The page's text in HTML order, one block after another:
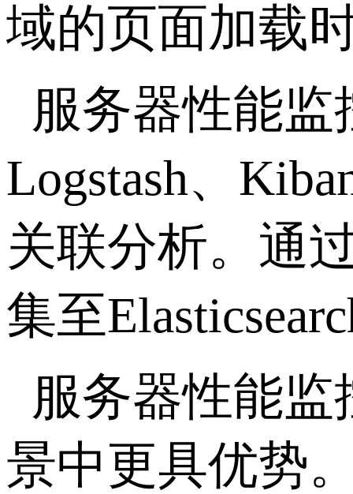
域的页面加载
服务器性能监
Logstash、
关联分析。通
集至
服务器性能监
景中更具优势